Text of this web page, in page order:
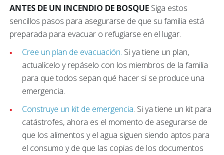
ANTES DE UN INCENDIO DE BOSQUE Siga estos
sencillos pasos para asegurarse de que su familia está
preparada para evacuar o refugiarse en el lugar.
Cree un plan de evacuación. Si ya tiene un plan,
actualícelo y repáselo con los miembros de la familia
para que todos sepan qué hacer si se produce una
emergencia.
Construye un kit de emergencia. Si ya tiene un kit para
catástrofes, ahora es el momento de asegurarse de
que los alimentos y el agua siguen siendo aptos para
el consumo y de que las copias de los documentos